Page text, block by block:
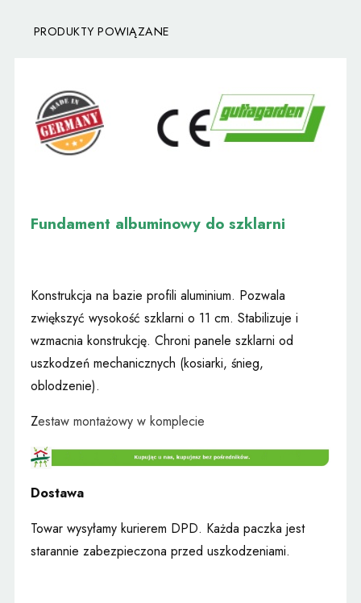
PRODUKTY POWIĄZANE
Fundament albuminowy do szklarni
Konstrukcja na bazie profili aluminium. Pozwala
zwiększyć wysokość szklarni o 11 cm. Stabilizuje i
wzmacnia konstrukcję. Chroni panele szklarni od
uszkodzeń mechanicznych (kosiarki, śnieg,
oblodzenie).
Zestaw montażowy w komplecie
Dostawa
Towar wysyłamy kurierem DPD. Każda paczka jest
starannie zabezpieczona przed uszkodzeniami.